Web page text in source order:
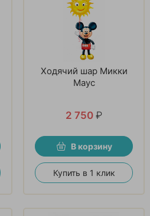
Ходячий шар Микки
Маус
2 750 ₽
В корзину
Купить в 1 клик